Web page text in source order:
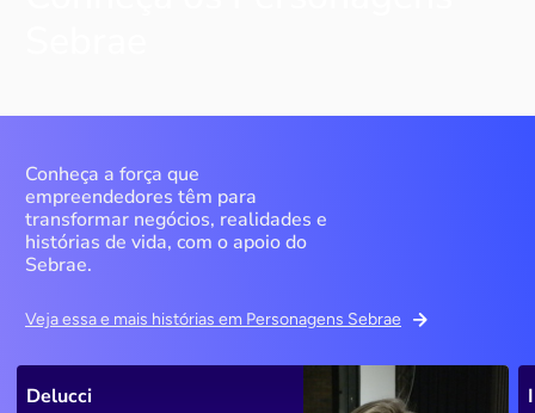
Conheça a força que
empreendedores têm para
transformar negócios, realidades e
histórias de vida, com o apoio do
Sebrae.
Veja essa e mais histórias em Personagens Sebrae
Delucci